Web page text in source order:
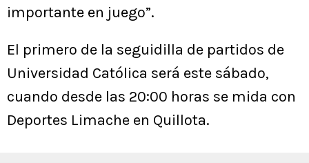
importante en juego”.
El primero de la seguidilla de partidos de
Universidad Católica será este sábado,
cuando desde las 20:00 horas se mida con
Deportes Limache en Quillota.